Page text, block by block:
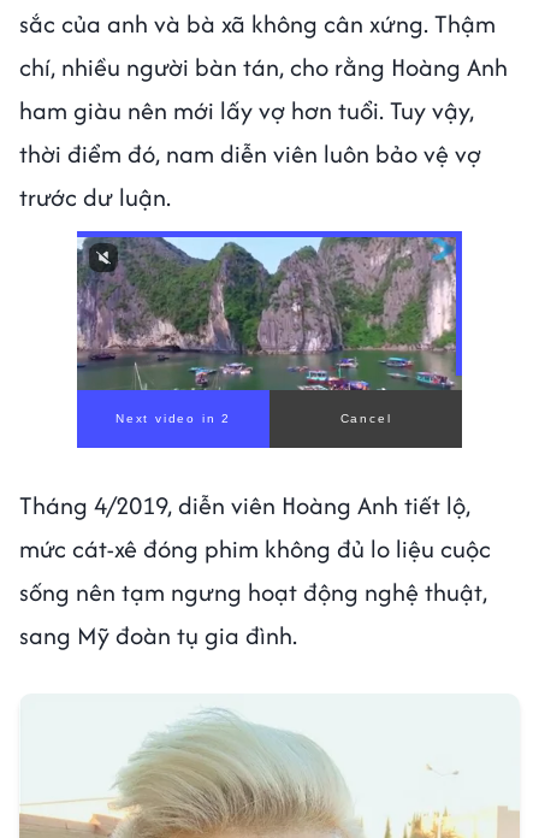
sắc của anh và bà xã không cân xứng. Thậm
chí, nhiều người bàn tán, cho rằng Hoàng Anh
ham giàu nên mới lấy vợ hơn tuổi. Tuy vậy,
thời điểm đó, nam diễn viên luôn bảo vệ vợ
trước dư luận.
Tháng 4/2019, diễn viên Hoàng Anh tiết lộ,
mức cát-xê đóng phim không đủ lo liệu cuộc
sống nên tạm ngưng hoạt động nghệ thuật,
sang Mỹ đoàn tụ gia đình.